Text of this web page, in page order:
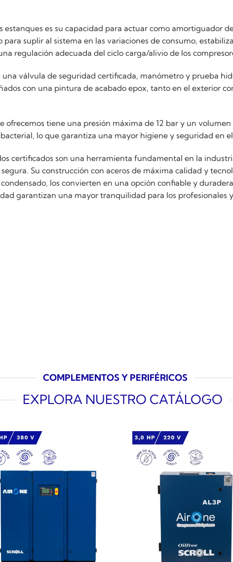
es su capacidad para actuar como amortiguador
suplir al sistema en las variaciones de consumo,
regulación adecuada del ciclo carga/alivio de los
válvula de seguridad certificada, manómetro y prueba
con una pintura de acabado epox, tanto en el exterior
tiene una presión máxima de 12 bar y un volumen
lo que garantiza una mayor higiene y seguridad en
certificados son una herramienta fundamental en la
Su construcción con aceros de máxima calidad y
los convierten en una opción confiable y
garantizan una mayor tranquilidad para los profesionales
COMPLEMENTOS Y PERIFÉRICOS
EXPLORA NUESTRO CATÁLOGO